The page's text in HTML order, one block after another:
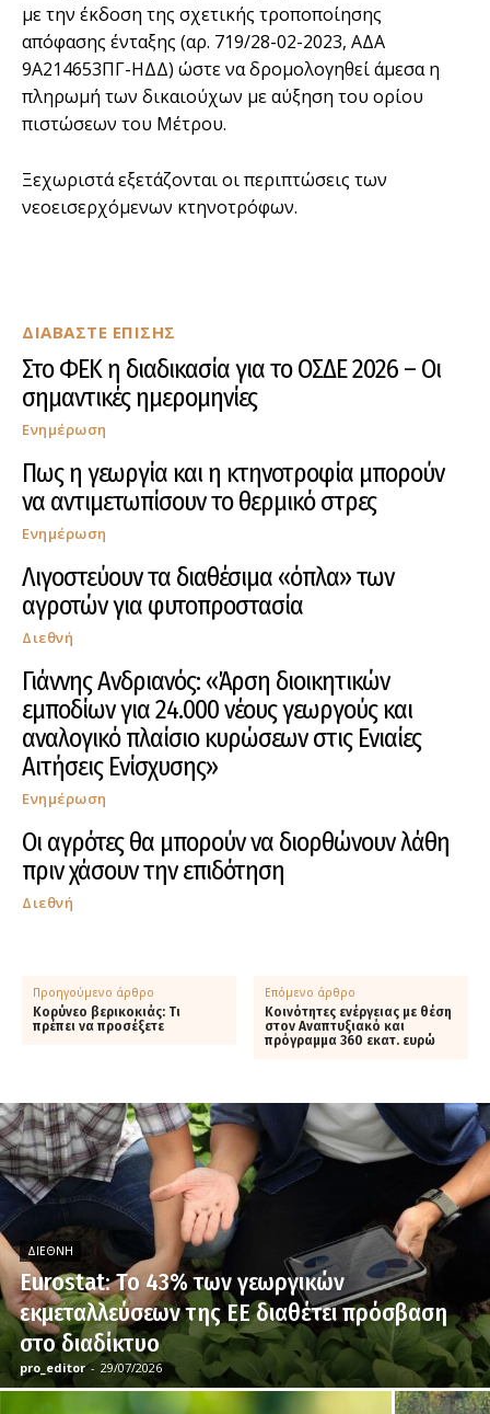
ΔΙΑΒΑΣΤΕ ΕΠΙΣΗΣ
Στο ΦΕΚ η διαδικασία για το ΟΣΔΕ 2026 – Οι
σημαντικές ημερομηνίες
Ενημέρωση
Πως η γεωργία και η κτηνοτροφία μπορούν
να αντιμετωπίσουν το θερμικό στρες
Ενημέρωση
Λιγοστεύουν τα διαθέσιμα «όπλα» των
αγροτών για φυτοπροστασία
Διεθνή
Γιάννης Ανδριανός: «Άρση διοικητικών
εμποδίων για 24.000 νέους γεωργούς και
αναλογικό πλαίσιο κυρώσεων στις Ενιαίες
Αιτήσεις Ενίσχυσης»
Ενημέρωση
Οι αγρότες θα μπορούν να διορθώνουν λάθη
πριν χάσουν την επιδότηση
Διεθνή
με την έκδοση της σχετικής τροποποίησης
απόφασης ένταξης (αρ. 719/28-02-2023, ΑΔΑ
9Α214653ΠΓ-ΗΔΔ) ώστε να δρομολογηθεί άμεσα η
πληρωμή των δικαιούχων με αύξηση του ορίου
πιστώσεων του Μέτρου.
Ξεχωριστά εξετάζονται οι περιπτώσεις των
νεοεισερχόμενων κτηνοτρόφων.
Προηγούμενο άρθρο
Κορύνεο βερικοκιάς: Τι
πρέπει να προσέξετε
Επόμενο άρθρο
Κοινότητες ενέργειας με θέση
στον Αναπτυξιακό και
πρόγραμμα 360 εκατ. ευρώ
ΔΙΕΘΝΉ
Eurostat: Το 43% των γεωργικών
εκμεταλλεύσεων της ΕΕ διαθέτει πρόσβαση
στο διαδίκτυο
pro_editor - 29/07/2026